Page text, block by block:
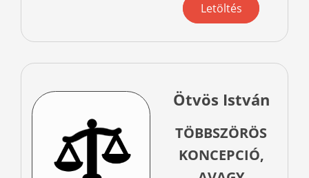
Letöltés
Ötvös István
TÖBBSZÖRÖS
KONCEPCIÓ,